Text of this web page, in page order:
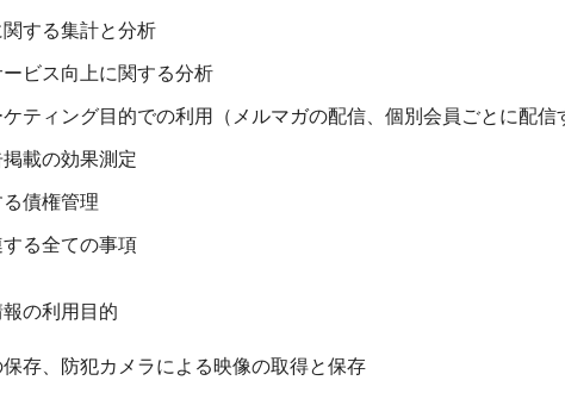
する集計と分析
ビス向上に関する分析
ティング目的での利用（メルマガの配信、個別会員ごとに配信
載の効果測定
債権管理
る全ての事項
の利用目的
存、防犯カメラによる映像の取得と保存